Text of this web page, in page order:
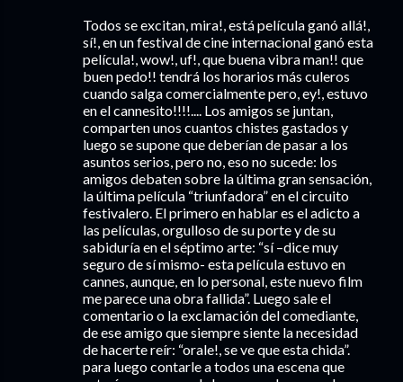
Todos se excitan, mira!, está película ganó allá!,
sí!, en un festival de cine internacional ganó esta
película!, wow!, uf!, que buena vibra man!! que
buen pedo!! tendrá los horarios más culeros
cuando salga comercialmente pero, ey!, estuvo
en el cannesito!!!!.... Los amigos se juntan,
comparten unos cuantos chistes gastados y
luego se supone que deberían de pasar a los
asuntos serios, pero no, eso no sucede: los
amigos debaten sobre la última gran sensación,
la última película “triunfadora” en el circuito
festivalero. El primero en hablar es el adicto a
las películas, orgulloso de su porte y de su
sabiduría en el séptimo arte: “sí –dice muy
seguro de sí mismo- esta película estuvo en
cannes, aunque, en lo personal, este nuevo film
me parece una obra fallida”. Luego sale el
comentario o la exclamación del comediante,
de ese amigo que siempre siente la necesidad
de hacerte reír: “orale!, se ve que esta chida”.
para luego contarle a todos una escena que